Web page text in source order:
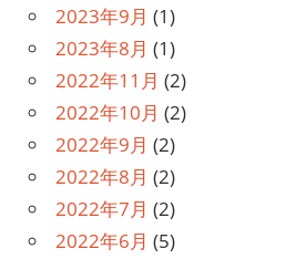
2023年9月 (1)
2023年8月 (1)
2022年11月 (2)
2022年10月 (2)
2022年9月 (2)
2022年8月 (2)
2022年7月 (2)
2022年6月 (5)